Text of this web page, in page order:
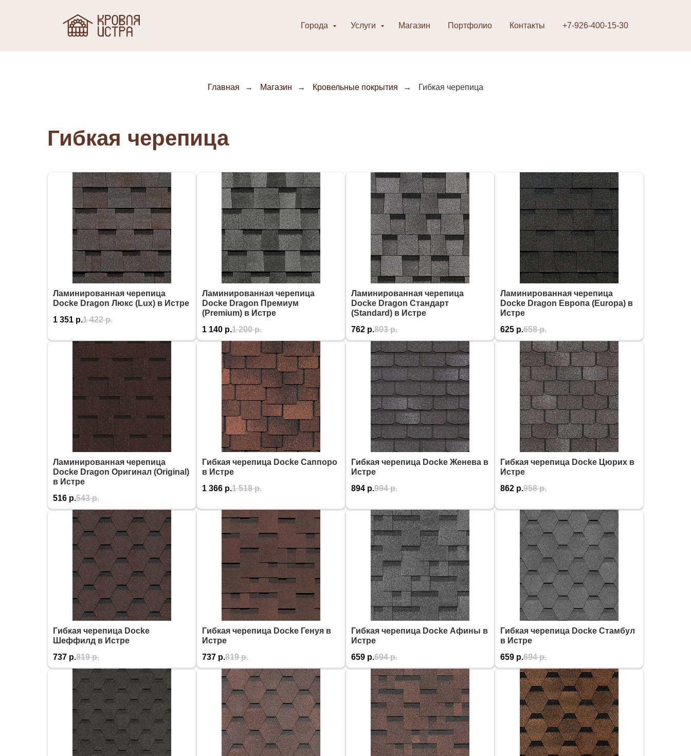
Города Услуги Магазин Портфолио Контакты +7-926-400-15-30
Главная → Магазин → Кровельные покрытия → Гибкая черепица
Гибкая черепица
Ламинированная черепица
Docke Dragon Люкс (Lux) в Истре
1 351 р.1 422 р.
Ламинированная черепица
Docke Dragon Премиум
(Premium) в Истре
1 140 р.1 200 р.
Ламинированная черепица
Docke Dragon Стандарт
(Standard) в Истре
762 р.803 р.
Ламинированная черепица
Docke Dragon Европа (Europa) в
Истре
625 р.658 р.
Ламинированная черепица
Docke Dragon Оригинал (Original)
в Истре
516 р.543 р.
Гибкая черепица Docke Саппоро
в Истре
1 366 р.1 518 р.
Гибкая черепица Docke Женева в
Истре
894 р.994 р.
Гибкая черепица Docke Цюрих в
Истре
862 р.958 р.
Гибкая черепица Docke
Шеффилд в Истре
737 р.819 р.
Гибкая черепица Docke Генуя в
Истре
737 р.819 р.
Гибкая черепица Docke Афины в
Истре
659 р.694 р.
Гибкая черепица Docke Стамбул
в Истре
659 р.694 р.